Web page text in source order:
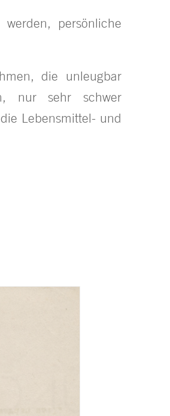
persönliche
die unleugbar
nur sehr schwer
Lebensmittel- und